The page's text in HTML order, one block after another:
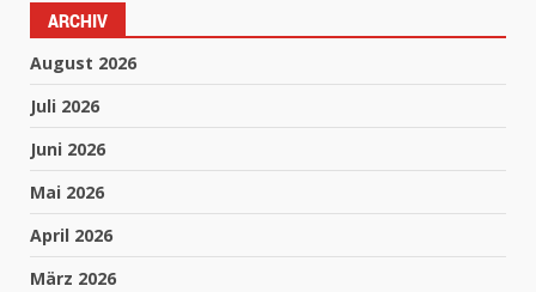
ARCHIV
August 2026
Juli 2026
Juni 2026
Mai 2026
April 2026
März 2026